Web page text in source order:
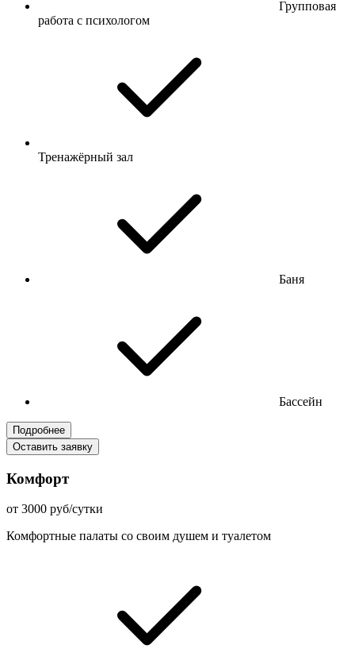
Групповая
работа с психологом
Тренажёрный зал
Баня
Бассейн
Подробнее
Оставить заявку
Комфорт
от 3000 руб/сутки
Комфортные палаты со своим душем и туалетом